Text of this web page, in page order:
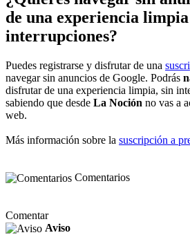
de una experiencia
interrupciones?
Puedes registrarse y disfrutar de una
navegar sin anuncios de Google. Podrás
disfrutar de una experiencia limpia, sin
sabiendo que desde La Noción no vas a
web.
Más información sobre la suscripción a
Comentarios
Comentar
Aviso